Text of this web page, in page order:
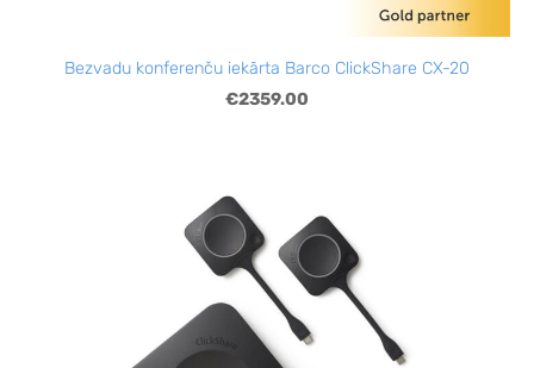
Bezvadu konferenču iekārta Barco ClickShare CX-20
€2359.00